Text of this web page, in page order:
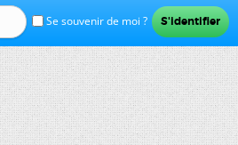
Se souvenir de moi ?